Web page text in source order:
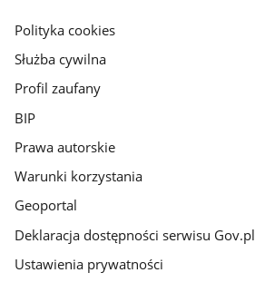
gov.pl
Polityka cookies
Służba cywilna
Profil zaufany
BIP
Prawa autorskie
Warunki korzystania
Geoportal
Deklaracja dostępności serwisu Gov.pl
Ustawienia prywatności